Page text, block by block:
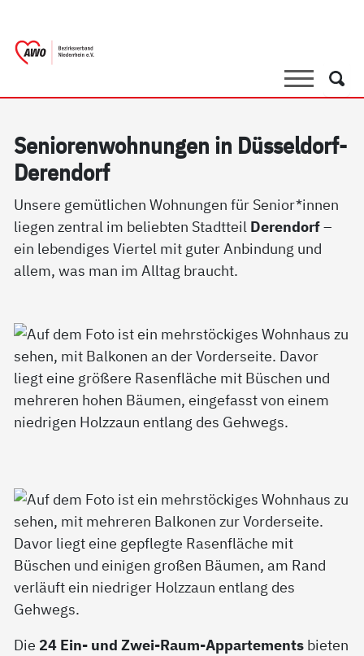
SucheSuche
Se­nio­ren­woh­nun­gen in Düs­sel­dorf-
De­ren­dorf
Unsere gemütlichen Wohnungen für Senior*innen
liegen zentral im beliebten Stadtteil Derendorf–
ein lebendiges Viertel mit guter Anbindung und
allem, was man im Alltag braucht.
Die 24 Ein- und Zwei-Raum-Appartements bieten